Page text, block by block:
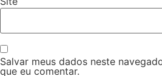
Salvar meus dados neste
que eu comentar.